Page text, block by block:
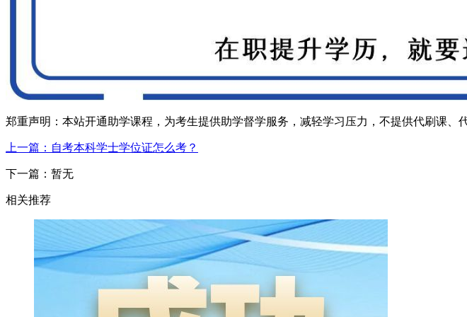
郑重声明：本站开通助学课程，为考生提供助学督学服务，减轻学习压力，不提供代刷课、
上一篇：自考本科学士学位证怎么考？
下一篇：暂无
相关推荐